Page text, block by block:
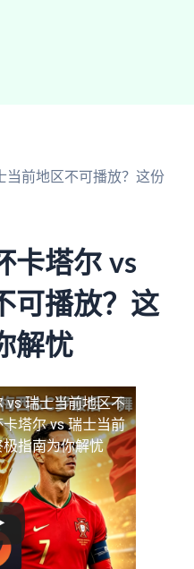
当前地区不可播放？这份
卡塔尔 vs
可播放？这
解忧
vs 瑞士当前地区不
塔尔 vs 瑞士当前
指南为你解忧